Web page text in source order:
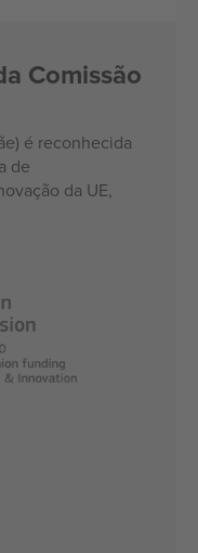
Comissão
é reconhecida
de
da UE,